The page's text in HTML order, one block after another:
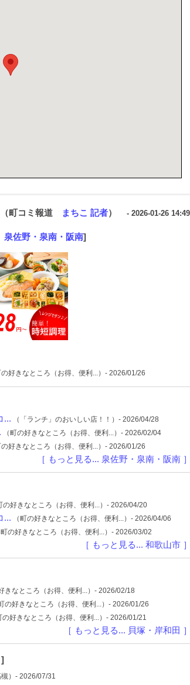
（町コミ報道 まちこ 記者） - 2026-01-26
泉佐野・泉南・阪南]
の好きなところ（お得、便利...）- 2026/01/26
... （「ランチ」のおいしい店！！）- 2026/04/28
（町の好きなところ（お得、便利...）- 2026/02/04
の好きなところ（お得、便利...）- 2026/01/26
［ もっと見る... 泉佐野・泉南・阪南 ］
の好きなところ（お得、便利...）- 2026/04/20
... （町の好きなところ（お得、便利...）- 2026/04/06
町の好きなところ（お得、便利...）- 2026/03/02
［ もっと見る... 和歌山市 ］
きなところ（お得、便利...）- 2026/02/18
の好きなところ（お得、便利...）- 2026/01/26
の好きなところ（お得、便利...）- 2026/01/21
［ もっと見る... 貝塚・岸和田 ］
槻）- 2026/07/31